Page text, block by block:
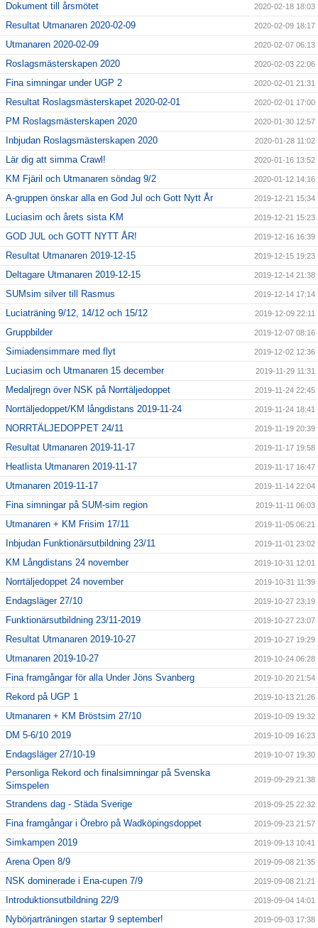
Dokument till årsmötet 2020-02-18 18:03
Resultat Utmanaren 2020-02-09 2020-02-09 18:17
Utmanaren 2020-02-09 2020-02-07 06:13
Roslagsmästerskapen 2020 2020-02-03 22:06
Fina simningar under UGP 2 2020-02-01 21:31
Resultat Roslagsmästerskapet 2020-02-01 2020-02-01 17:00
PM Roslagsmästerskapen 2020 2020-01-30 12:57
Inbjudan Roslagsmästerskapen 2020 2020-01-28 11:02
Lär dig att simma Crawl! 2020-01-16 13:52
KM Fjäril och Utmanaren söndag 9/2 2020-01-12 14:16
A-gruppen önskar alla en God Jul och Gott Nytt År 2019-12-21 15:34
Luciasim och årets sista KM 2019-12-21 15:23
GOD JUL och GOTT NYTT ÅR! 2019-12-16 16:39
Resultat Utmanaren 2019-12-15 2019-12-15 19:23
Deltagare Utmanaren 2019-12-15 2019-12-14 21:38
SUMsim silver till Rasmus 2019-12-14 17:14
Luciaträning 9/12, 14/12 och 15/12 2019-12-09 22:11
Gruppbilder 2019-12-07 08:16
Simiadensimmare med flyt 2019-12-02 12:36
Luciasim och Utmanaren 15 december 2019-11-29 11:31
Medaljregn över NSK på Norrtäljedoppet 2019-11-24 22:45
Norrtäljedoppet/KM långdistans 2019-11-24 2019-11-24 18:41
NORRTÄLJEDOPPET 24/11 2019-11-19 20:39
Resultat Utmanaren 2019-11-17 2019-11-17 19:58
Heatlista Utmanaren 2019-11-17 2019-11-17 16:47
Utmanaren 2019-11-17 2019-11-14 22:04
Fina simningar på SUM-sim region 2019-11-11 06:03
Utmanaren + KM Frisim 17/11 2019-11-05 06:21
Inbjudan Funktionärsutbildning 23/11 2019-11-01 23:02
KM Långdistans 24 november 2019-10-31 12:01
Norrtäljedoppet 24 november 2019-10-31 11:39
Endagsläger 27/10 2019-10-27 23:19
Funktionärsutbildning 23/11-2019 2019-10-27 23:07
Resultat Utmanaren 2019-10-27 2019-10-27 19:29
Utmanaren 2019-10-27 2019-10-24 06:28
Fina framgångar för alla Under Jöns Svanberg 2019-10-20 21:54
Rekord på UGP 1 2019-10-13 21:26
Utmanaren + KM Bröstsim 27/10 2019-10-09 19:32
DM 5-6/10 2019 2019-10-09 16:23
Endagsläger 27/10-19 2019-10-07 19:30
Personliga Rekord och finalsimningar på Svenska
Simspelen
2019-09-29 21:38
Strandens dag - Städa Sverige 2019-09-25 22:32
Fina framgångar i Örebro på Wadköpingsdoppet 2019-09-23 21:57
Simkampen 2019 2019-09-13 10:41
Arena Open 8/9 2019-09-08 21:35
NSK dominerade i Ena-cupen 7/9 2019-09-08 21:21
Introduktionsutbildning 22/9 2019-09-04 14:01
Nybörjarträningen startar 9 september! 2019-09-03 17:38